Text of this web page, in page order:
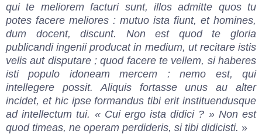
qui te meliorem facturi sunt, illos admitte quos tu
potes facere meliores : mutuo ista fiunt, et homines,
dum docent, discunt. Non est quod te gloria
publicandi ingenii producat in medium, ut recitare istis
velis aut disputare ; quod facere te vellem, si haberes
isti populo idoneam mercem : nemo est, qui
intellegere possit. Aliquis fortasse unus au alter
incidet, et hic ipse formandus tibi erit instituendusque
ad intellectum tui. « Cui ergo ista didici ? » Non est
quod timeas, ne operam perdideris, si tibi didicisti. »